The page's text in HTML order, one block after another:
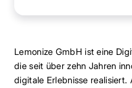
Lemonize GmbH ist eine
die seit über zehn Jahren
digitale Erlebnisse realisiert.